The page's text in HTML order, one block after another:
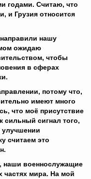
годами. Считаю, что
и Грузия относится
нашу
ожидаю
чтобы
в сферах
потому что,
имеют много
что моё присутствие
сильный сигнал того,
улучшении
считаем это
наши военнослужащие
частях мира. На мой